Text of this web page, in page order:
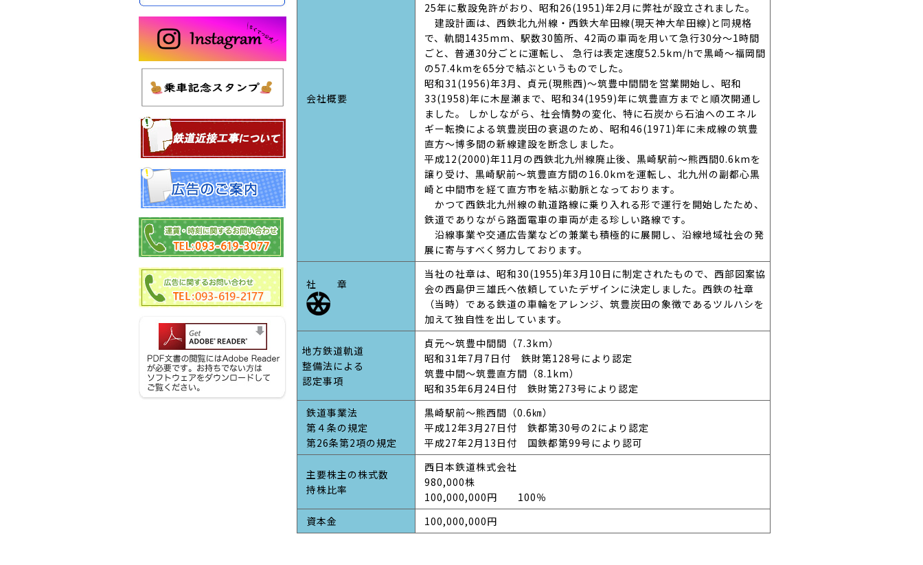
会社概要
25年に敷設免許がおり、昭和26(1951)年2月に弊社が設立されました。
建設計画は、西鉄北九州線・西鉄大牟田線(現天神大牟田線)と同規格
で、軌間1435mm、駅数30箇所、42両の車両を用いて急行30分～1時間
ごと、普通30分ごとに運転し、 急行は表定速度52.5km/hで黒崎～福岡間
の57.4kmを65分で結ぶというものでした。
昭和31(1956)年3月、貞元(現熊西)～筑豊中間間を営業開始し、昭和
33(1958)年に木屋瀬まで、昭和34(1959)年に筑豊直方までと順次開通し
ました。 しかしながら、社会情勢の変化、特に石炭から石油へのエネル
ギー転換による筑豊炭田の衰退のため、昭和46(1971)年に未成線の筑豊
直方～博多間の新線建設を断念しました。
平成12(2000)年11月の西鉄北九州線廃止後、黒崎駅前～熊西間0.6kmを
譲り受け、黒崎駅前～筑豊直方間の16.0kmを運転し、北九州の副都心黒
崎と中間市を経て直方市を結ぶ動脈となっております。
かつて西鉄北九州線の軌道路線に乗り入れる形で運行を開始したため、
鉄道でありながら路面電車の車両が走る珍しい路線です。
沿線事業や交通広告業などの兼業も積極的に展開し、沿線地域社会の発
展に寄与すべく努力しております。
社 章
当社の社章は、昭和30(1955)年3月10日に制定されたもので、西部図案協
会の西島伊三雄氏へ依頼していたデザインに決定しました。西鉄の社章
（当時）である鉄道の車輪をアレンジ、筑豊炭田の象徴であるツルハシを
加えて独自性を出しています。
地方鉄道軌道
整備法による
認定事項
貞元～筑豊中間間（7.3km）
昭和31年7月7日付 鉄財第128号により認定
筑豊中間～筑豊直方間（8.1km）
昭和35年6月24日付 鉄財第273号により認定
鉄道事業法
第４条の規定
第26条第2項の規定
黒崎駅前～熊西間（0.6㎞）
平成12年3月27日付 鉄都第30号の2により認定
平成27年2月13日付 国鉄都第99号により認可
主要株主の株式数
持株比率
西日本鉄道株式会社
980,000株
100,000,000円 100％
資本金
100,000,000円